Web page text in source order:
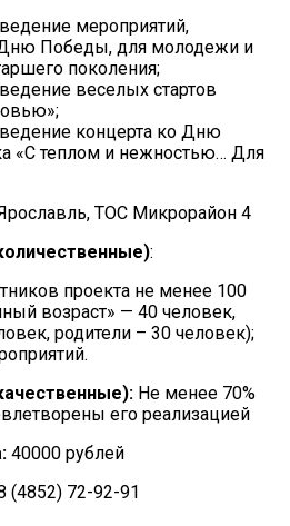
мероприятий,
Победы, для молодежи и
поколения;
веселых стартов
концерта ко Дню
«С теплом и нежностью… Для
ТОС Микрорайон 4
:
проекта не менее 100
возраст» — 40 человек,
родители – 30 человек);
Не менее 70%
его реализацией
40000 рублей
(4852) 72-92-91